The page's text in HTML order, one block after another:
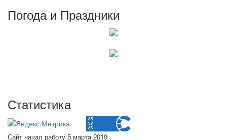
Погода и Праздники
Статистика
Сайт начал работу 5 марта 2019